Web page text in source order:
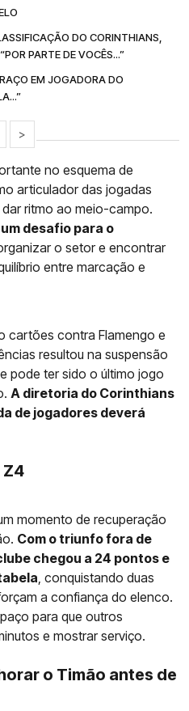
DO CORINTHIANS,
PARTE DE VOCÊS...”
EM JOGADORA DO
>
no esquema de
articulador das jogadas
ritmo ao meio-campo.
desafio para o
o setor e encontrar
entre marcação e
cartões contra Flamengo e
resultou na suspensão
pode ter sido o último jogo
A diretoria do Corinthians
de jogadores deverá
Z4
momento de recuperação
Com o triunfo fora de
chegou a 24 pontos e
, conquistando duas
a confiança do elenco.
para que outros
e mostrar serviço.
o Timão antes de